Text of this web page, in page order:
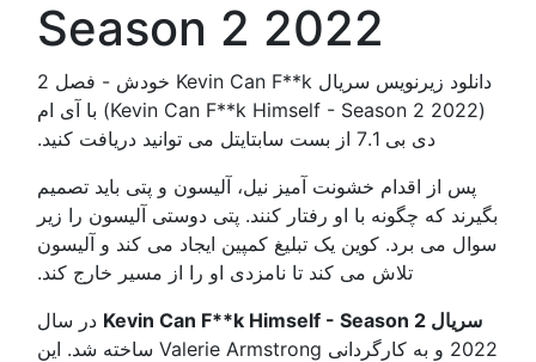
Season 2 2022
دانلود زیرنویس سریال Kevin Can F**k خودش - فصل 2
(Kevin Can F**k Himself - Season 2 2022) با آی ام
دی بی 7.1 از بست سابتایتل می توانید دریافت کنید.
پس از اقدام خشونت آمیز نیل، آلیسون و پتی باید تصمیم
بگیرند که چگونه با او رفتار کنند. پتی دوستی آلیسون را زیر
سوال می برد. کوین یک تبلیغ کمپین ایجاد می کند و آلیسون
تلاش می کند تا نامزدی او را از مسیر خارج کند.
سریال Kevin Can F**k Himself - Season 2
در سال
2022 و به کارگردانی Valerie Armstrong ساخته شد. این